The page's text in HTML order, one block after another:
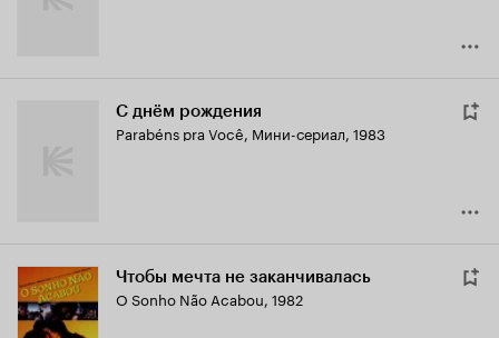
С днём рождения
Parabéns pra Você, Мини-сериал, 1983
Чтобы мечта не заканчивалась
O Sonho Não Acabou, 1982